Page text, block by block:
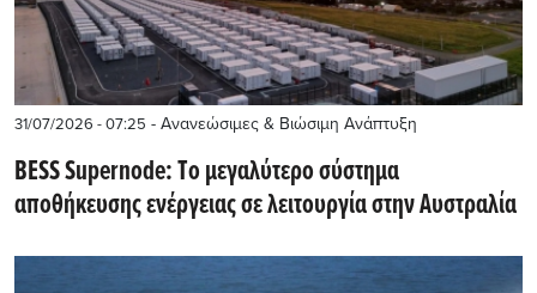
31/07/2026 - 07:25 - Ανανεώσιμες & Βιώσιμη Ανάπτυξη
BESS Supernode: Tο μεγαλύτερο σύστημα
αποθήκευσης ενέργειας σε λειτουργία στην Αυστραλία